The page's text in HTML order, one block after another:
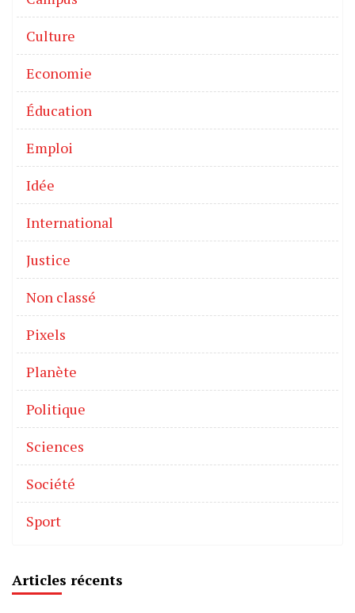
Culture
Economie
Éducation
Emploi
Idée
International
Justice
Non classé
Pixels
Planète
Politique
Sciences
Société
Sport
Articles récents